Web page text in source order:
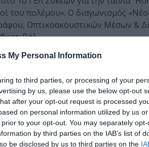
My Personal Information
to third parties, or processing of your
by us, please use the below opt-out
after your opt-out request is processed
on personal information utilized by us
to your opt-out. You may separately
by third parties on the IAB’s list of
be disclosed by us to third parties on the
του πολέμου». Ο διαγωνισμός
Οπτικοακουστικών Μέσων &
Philosophers meet Film και
του Ρώσου
στη συνέχεια να συνομιλήσει με τον
ζωντανό λόγο του, ο Κόντος
θεατές και δίνοντας πολλαπλές
Ζακλίν Λέντζου, μία από τις
προβολή της πρώτης μεγάλου
Φιλοσοφίας, ποιητή και